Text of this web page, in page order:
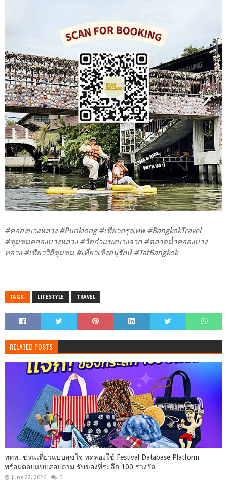
#คลองบางหลวง #Punklong #เที่ยวกรุงเทพ #BangkokTravel
#ชุมชนคลองบางหลวง #วัดกำแพงบางจาก #ตลาดน้ำคลองบาง
หลวง #เที่ยววิถีชุมชน #เที่ยวเชิงอนุรักษ์ #TatBangkok
TAGS: LIFESTYLE TRAVEL
RELATED POSTS
ททท. ชวนเที่ยวแบบสุขใจ ทดลองใช้ Festival Database Platform
พร้อมตอบแบบสอบถาม รับของที่ระลึก 100 รางวัล
June 22, 2026 0